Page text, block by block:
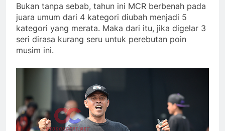
Bukan tanpa sebab, tahun ini MCR berbenah pada
juara umum dari 4 kategori diubah menjadi 5
kategori yang merata. Maka dari itu, jika digelar 3
seri dirasa kurang seru untuk perebutan poin
musim ini.